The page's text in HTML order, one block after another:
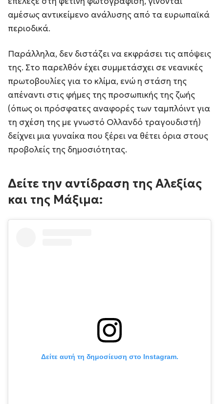
αμέσως αντικείμενο ανάλυσης από τα ευρωπαϊκά
περιοδικά.
Παράλληλα, δεν διστάζει να εκφράσει τις απόψεις
της. Στο παρελθόν έχει συμμετάσχει σε νεανικές
πρωτοβουλίες για το κλίμα, ενώ η στάση της
απέναντι στις φήμες της προσωπικής της ζωής
(όπως οι πρόσφατες αναφορές των ταμπλόιντ για
τη σχέση της με γνωστό Ολλανδό τραγουδιστή)
δείχνει μια γυναίκα που ξέρει να θέτει όρια στους
προβολείς της δημοσιότητας.
Δείτε την αντίδραση της Αλεξίας
και της Μάξιμα:
Δείτε αυτή τη δημοσίευση στο Instagram.